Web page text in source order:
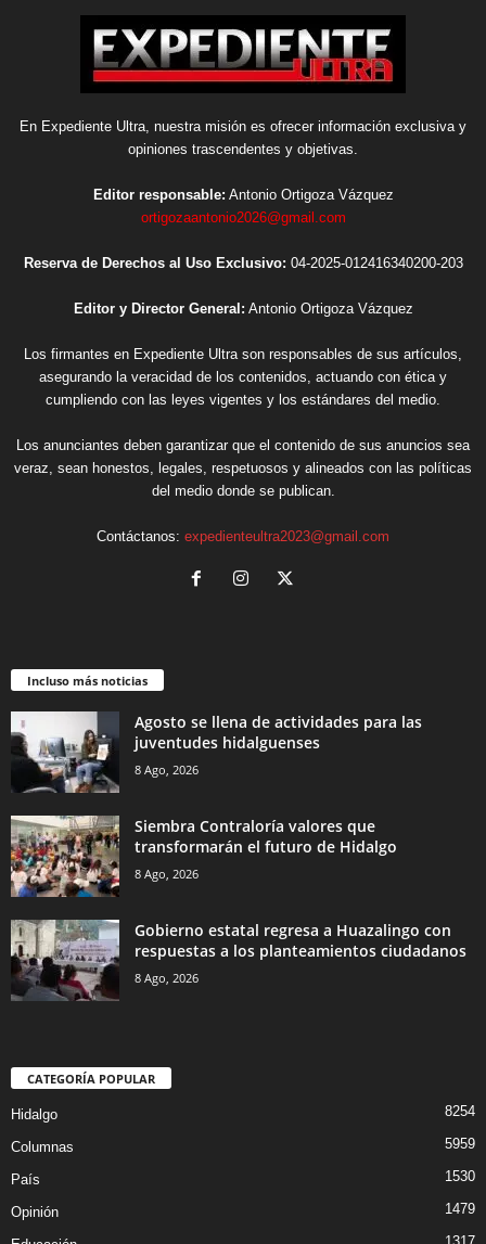
En Expediente Ultra, nuestra misión es ofrecer información exclusiva y
opiniones trascendentes y objetivas.
Editor responsable: Antonio Ortigoza Vázquez
ortigozaantonio2026@gmail.com
Reserva de Derechos al Uso Exclusivo: 04-2025-012416340200-203
Editor y Director General: Antonio Ortigoza Vázquez
Los firmantes en Expediente Ultra son responsables de sus artículos,
asegurando la veracidad de los contenidos, actuando con ética y
cumpliendo con las leyes vigentes y los estándares del medio.
Los anunciantes deben garantizar que el contenido de sus anuncios sea
veraz, sean honestos, legales, respetuosos y alineados con las políticas
del medio donde se publican.
Contáctanos: expedienteultra2023@gmail.com
Incluso más noticias
Agosto se llena de actividades para las
juventudes hidalguenses
8 Ago, 2026
Siembra Contraloría valores que
transformarán el futuro de Hidalgo
8 Ago, 2026
Gobierno estatal regresa a Huazalingo con
respuestas a los planteamientos ciudadanos
8 Ago, 2026
CATEGORÍA POPULAR
Hidalgo 8254
Columnas 5959
País 1530
Opinión 1479